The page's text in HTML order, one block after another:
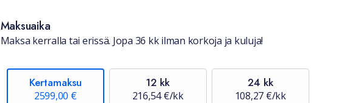
Maksuaika
Maksa kerralla tai erissä. Jopa 36 kk ilman korkoja ja kuluja!
Kertamaksu
2599,00 €
12 kk
216,54 €/kk
24 kk
108,27 €/kk